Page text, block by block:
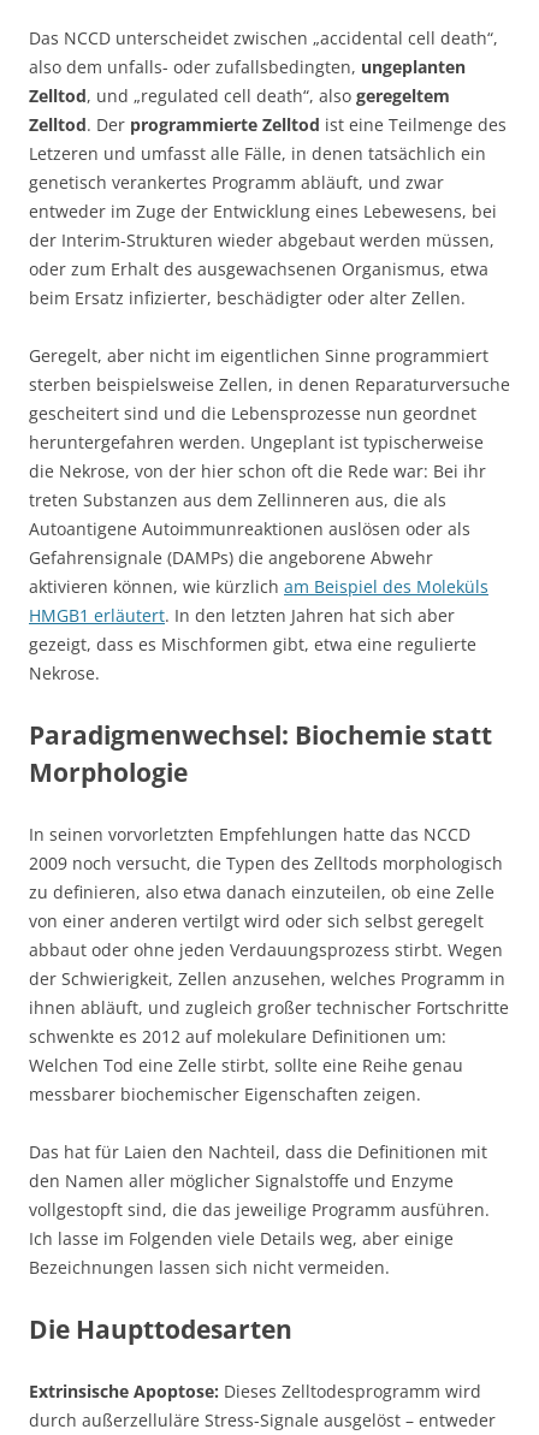
Das NCCD unterscheidet zwischen „accidental cell death“,
also dem unfalls- oder zufallsbedingten, ungeplanten
Zelltod, und „regulated cell death“, also geregeltem
Zelltod. Der programmierte Zelltod ist eine Teilmenge des
Letzeren und umfasst alle Fälle, in denen tatsächlich ein
genetisch verankertes Programm abläuft, und zwar
entweder im Zuge der Entwicklung eines Lebewesens, bei
der Interim-Strukturen wieder abgebaut werden müssen,
oder zum Erhalt des ausgewachsenen Organismus, etwa
beim Ersatz infizierter, beschädigter oder alter Zellen.
Geregelt, aber nicht im eigentlichen Sinne programmiert
sterben beispielsweise Zellen, in denen Reparaturversuche
gescheitert sind und die Lebensprozesse nun geordnet
heruntergefahren werden. Ungeplant ist typischerweise
die Nekrose, von der hier schon oft die Rede war: Bei ihr
treten Substanzen aus dem Zellinneren aus, die als
Autoantigene Autoimmunreaktionen auslösen oder als
Gefahrensignale (DAMPs) die angeborene Abwehr
aktivieren können, wie kürzlich am Beispiel des Moleküls
HMGB1 erläutert. In den letzten Jahren hat sich aber
gezeigt, dass es Mischformen gibt, etwa eine regulierte
Nekrose.
Paradigmenwechsel: Biochemie statt
Morphologie
In seinen vorvorletzten Empfehlungen hatte das NCCD
2009 noch versucht, die Typen des Zelltods morphologisch
zu definieren, also etwa danach einzuteilen, ob eine Zelle
von einer anderen vertilgt wird oder sich selbst geregelt
abbaut oder ohne jeden Verdauungsprozess stirbt. Wegen
der Schwierigkeit, Zellen anzusehen, welches Programm in
ihnen abläuft, und zugleich großer technischer Fortschritte
schwenkte es 2012 auf molekulare Definitionen um:
Welchen Tod eine Zelle stirbt, sollte eine Reihe genau
messbarer biochemischer Eigenschaften zeigen.
Das hat für Laien den Nachteil, dass die Definitionen mit
den Namen aller möglicher Signalstoffe und Enzyme
vollgestopft sind, die das jeweilige Programm ausführen.
Ich lasse im Folgenden viele Details weg, aber einige
Bezeichnungen lassen sich nicht vermeiden.
Die Haupttodesarten
Extrinsische Apoptose: Dieses Zelltodesprogramm wird
durch außerzelluläre Stress-Signale ausgelöst – entweder